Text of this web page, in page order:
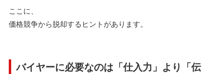
ここに、
価格競争から脱却するヒントがあります。
バイヤーに必要なのは「仕入力」より「伝